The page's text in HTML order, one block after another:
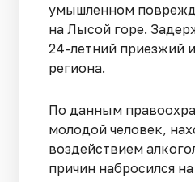
умышленном
на Лысой горе.
24-летний приезжий
региона.
По данным
молодой человек,
воздействием
причин набросился